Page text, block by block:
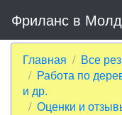
Фриланс в
Главная
Все
Работа по
и др.
Оценки и